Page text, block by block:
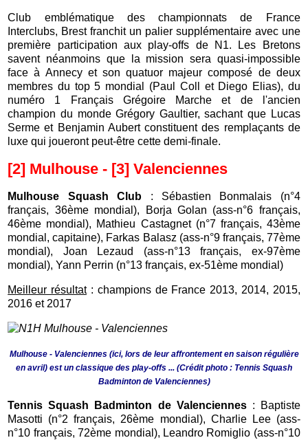
Club emblématique des championnats de France
Interclubs, Brest franchit un palier supplémentaire avec une
première participation aux play-offs de N1. Les Bretons
savent néanmoins que la mission sera quasi-impossible
face à Annecy et son quatuor majeur composé de deux
membres du top 5 mondial (Paul Coll et Diego Elias), du
numéro 1 Français Grégoire Marche et de l'ancien
champion du monde Grégory Gaultier, sachant que Lucas
Serme et Benjamin Aubert constituent des remplaçants de
luxe qui joueront peut-être cette demi-finale.
[2] Mulhouse - [3] Valenciennes
Mulhouse Squash Club : Sébastien Bonmalais (n°4
français, 36ème mondial), Borja Golan (ass-n°6 français,
46ème mondial), Mathieu Castagnet (n°7 français, 43ème
mondial, capitaine), Farkas Balasz (ass-n°9 français, 77ème
mondial), Joan Lezaud (ass-n°13 français, ex-97ème
mondial),Yann Perrin (n°13 français, ex-51ème mondial)
Meilleur résultat: champions de France 2013, 2014, 2015,
2016 et 2017
Mulhouse - Valenciennes (ici, lors de leur affrontement en saison régulière
en avril) est un classique des play-offs ... (Crédit photo : Tennis Squash
Badminton de Valenciennes)
Tennis Squash Badminton de Valenciennes: Baptiste
Masotti (n°2 français, 26ème mondial), Charlie Lee (ass-
n°10 français, 72ème mondial), Leandro Romiglio (ass-n°10